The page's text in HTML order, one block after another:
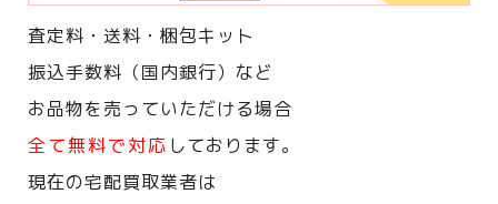
査定料・送料・梱包キット
振込手数料（国内銀行）など
お品物を売っていただける場合
全て無料で対応 しております。
現在の宅配買取業者は